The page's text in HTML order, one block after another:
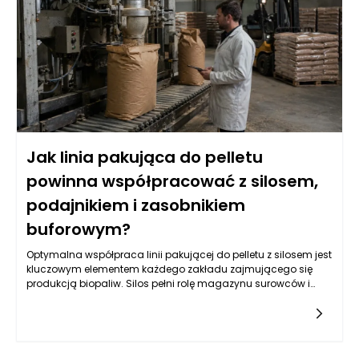
Jak linia pakująca do pelletu
powinna współpracować z silosem,
podajnikiem i zasobnikiem
buforowym?
Optymalna współpraca linii pakującej do pelletu z silosem jest
kluczowym elementem każdego zakładu zajmującego się
produkcją biopaliw. Silos pełni rolę magazynu surowców i